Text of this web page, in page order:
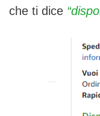
che ti dice